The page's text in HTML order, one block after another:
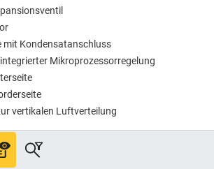
mit Kondensatanschluss
Mikroprozessorregelung
vertikalen Luftverteilung
gelagerte, 4-stufige DC-
Überhitzungsschutz saugen die Raumluft über